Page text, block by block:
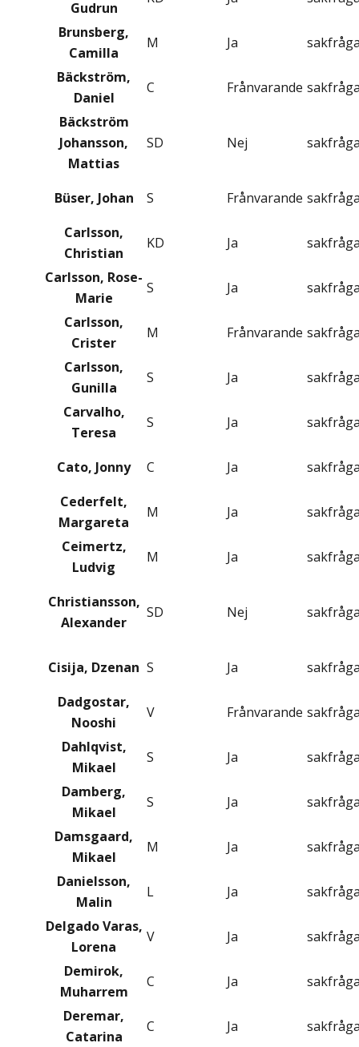
Gudrun
Brunsberg,
Camilla
M Ja
Bäckström,
Daniel
C Frånvarande
Bäckström
Johansson,
Mattias
SD Nej
Büser, Johan S Frånvarande
Carlsson,
Christian
KD Ja
Carlsson, Rose-
Marie
S Ja
Carlsson,
Crister
M Frånvarande
Carlsson,
Gunilla
S Ja
Carvalho,
Teresa
S Ja
Cato, Jonny C Ja
Cederfelt,
Margareta
M Ja
Ceimertz,
Ludvig
M Ja
Christiansson,
Alexander
SD Nej
Cisija, Dzenan S Ja
Dadgostar,
Nooshi
V Frånvarande
Dahlqvist,
Mikael
S Ja
Damberg,
Mikael
S Ja
Damsgaard,
Mikael
M Ja
Danielsson,
Malin
L Ja
Delgado Varas,
Lorena
V Ja
Demirok,
Muharrem
C Ja
Deremar,
Catarina
C Ja